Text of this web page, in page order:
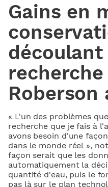
Gains en
découlant
recherche
Roberson
« L'un des problèmes
recherche que je fais à
avons besoin d'une
dans le monde réel »,
façon serait que les
automatiquement la
quantité d'eau, puis le
pas là sur le plan